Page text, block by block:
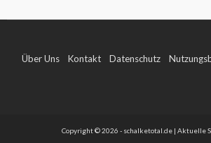
Über Uns Kontakt Datenschutz
Copyright © 2026 - schalketotal.de | Aktuelle